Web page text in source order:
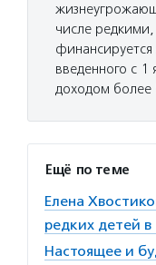
числе
введенного с 1
доходом более
Ещё по теме
Елена
редких детей в
Настоящее и